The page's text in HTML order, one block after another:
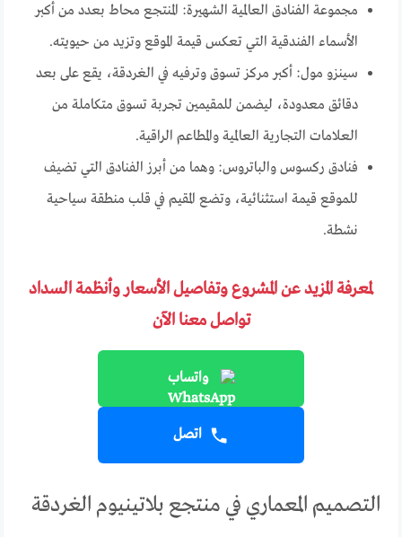
مجموعة الفنادق العالمية الشهيرة: المنتجع محاط بعدد من أكبر
الأسماء الفندقية التي تعكس قيمة الموقع وتزيد من حيويته.
سينزو مول: أكبر مركز تسوق وترفيه في الغردقة، يقع على بعد
دقائق معدودة، ليضمن للمقيمين تجربة تسوق متكاملة من
العلامات التجارية العالمية والمطاعم الراقية.
فنادق ركسوس والباتروس: وهما من أبرز الفنادق التي تضيف
للموقع قيمة استثنائية، وتضع المقيم في قلب منطقة سياحية
نشطة.
لمعرفة المزيد عن المشروع وتفاصيل الأسعار وأنظمة السداد
تواصل معنا الآن
واتساب
اتصل
التصميم المعماري في منتجع بلاتينيوم الغردقة